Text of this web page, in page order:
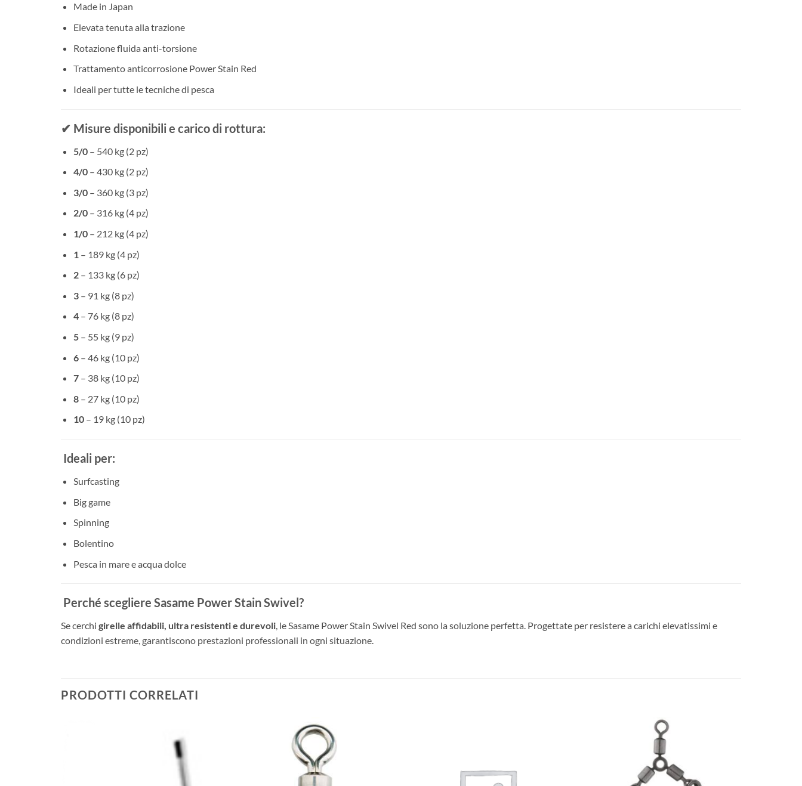
Made in Japan
Elevata tenuta alla trazione
Rotazione fluida anti-torsione
Trattamento anticorrosione Power Stain Red
Ideali per tutte le tecniche di pesca
✔ Misure disponibili e carico di rottura:
5/0– 540 kg (2 pz)
4/0– 430 kg (2 pz)
3/0– 360 kg (3 pz)
2/0– 316 kg (4 pz)
1/0– 212 kg (4 pz)
1 – 189 kg (4 pz)
2– 133 kg (6 pz)
3– 91 kg (8 pz)
4– 76 kg (8 pz)
5– 55 kg (9 pz)
6– 46 kg (10 pz)
7– 38 kg (10 pz)
8– 27 kg (10 pz)
10– 19 kg (10 pz)
Ideali per:
Surfcasting
Big game
Spinning
Bolentino
Pesca in mare e acqua dolce
Perché scegliere Sasame Power Stain Swivel?
Se cerchi girelle affidabili, ultra resistenti e durevoli, le Sasame Power Stain Swivel Red sono la soluzione perfetta. Progettate per resistere a carichi elevatissimi e
condizioni estreme, garantiscono prestazioni professionali in ogni situazione.
PRODOTTI CORRELATI